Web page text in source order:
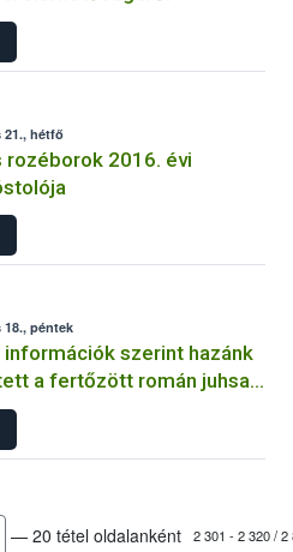
21., hétfő
rozéborok 2016. évi
18., péntek
szerint hazánk
a fertőzött román juhsajt
— 20 tétel oldalanként 2 301 - 2 320 / 2